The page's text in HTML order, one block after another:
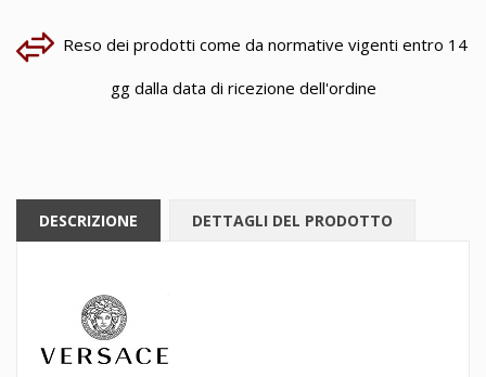
Reso dei prodotti come da normative vigenti entro 14
gg dalla data di ricezione dell'ordine
DESCRIZIONE DETTAGLI DEL PRODOTTO